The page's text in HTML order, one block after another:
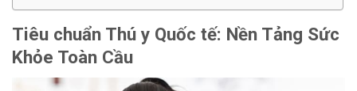
Tiêu chuẩn Thú y Quốc tế: Nền Tảng Sức
Khỏe Toàn Cầu